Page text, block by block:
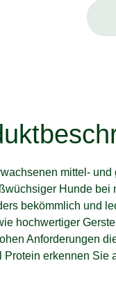
mittel-
Hunde bei
bekömmlich und
hochwertiger
Anforderungen
erkennen Sie